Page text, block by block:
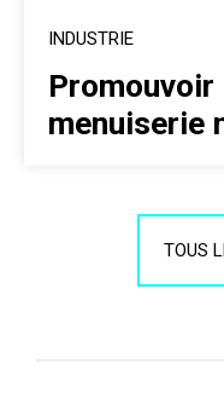
INDUSTRIE
Promouvoir
menuiserie
TOUS